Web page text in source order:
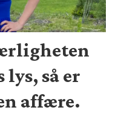
så er
affære.